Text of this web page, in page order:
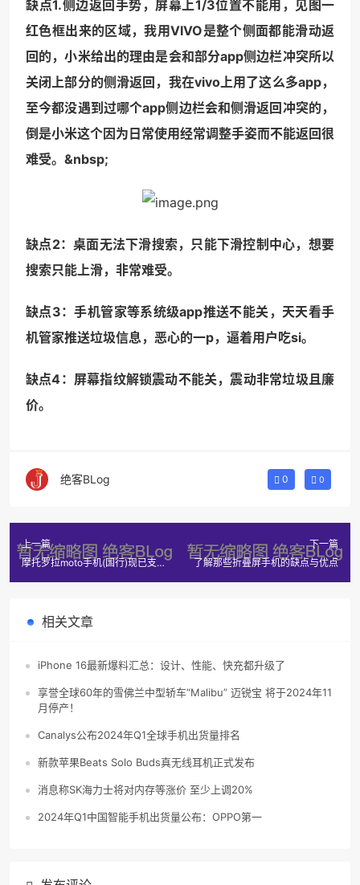
缺点1.‌侧边返回手势，屏幕上1/3位置不能用，见图一
红色框出来的区域，我用VIVO是整个侧面都能滑动返
回的，小米给出的理由是会和部分app侧边栏冲突所以
关闭上部分的侧滑返回，我在vivo上用了这么多app，
至今都没遇到过哪个app侧边栏会和侧滑返回冲突的，
倒是小米这个因为日常使用经常调整手姿而不能返回很
难受。&nbsp;
缺点2：桌面无法下滑搜索，只能下滑控制中心，想要
搜索只能上滑，非常难受。
缺点3：手机管家等系统级app推送不能关，天天看手
机管家推送垃圾信息，恶心的一p，逼着用户吃si。
缺点4：屏幕指纹解锁震动不能关，震动非常垃圾且廉
价。
绝客BLog 0 0
上一篇
摩托罗拉moto手机(国行)现已支持
下一篇
了解那些折叠屏手机的缺点与优点
相关文章
iPhone 16最新爆料汇总：设计、性能、快充都升级了
享誉全球60年的雪佛兰中型轿车“Malibu” 迈锐宝 将于2024年11
月停产！
Canalys公布2024年Q1全球手机出货量排名
新款苹果Beats Solo Buds真无线耳机正式发布
消息称SK海力士将对内存等涨价 至少上调20%
2024年Q1中国智能手机出货量公布：OPPO第一